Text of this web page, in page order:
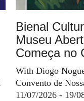
Bienal
Museu
Começa no
With Diogo
Convento de
11/07/2026 - 19/